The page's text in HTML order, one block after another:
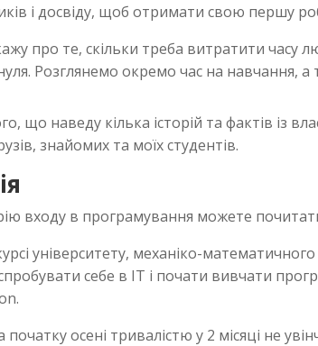
і досвіду, щоб отримати свою першу
про те, скільки треба витратити часу
Розглянемо окремо час на навчання,
що наведу кілька історій та фактів із
знайомих та моїх студентів.
входу в програмування можете
університету, механіко-
себе в IT і почати вивчати
осені тривалістю у 2 місяці не